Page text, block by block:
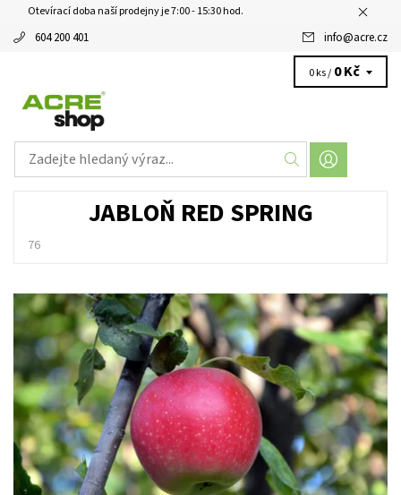
Otevírací doba naší prodejny je 7:00 - 15:30 hod.
604 200 401 info@acre.cz
0 ks / 0 Kč
JABLOŇ RED SPRING
76